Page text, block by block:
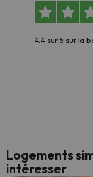
4.4 sur 5 sur la
Logements
intéresser